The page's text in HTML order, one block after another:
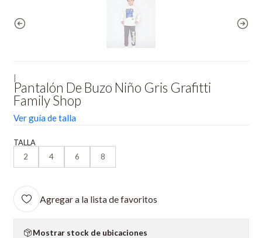
Pantalón De Buzo Niño Gris Grafitti
Family Shop
Ver guía de talla
TALLA
2
4 6 8
Agregar a la lista de favoritos
Mostrar stock de ubicaciones